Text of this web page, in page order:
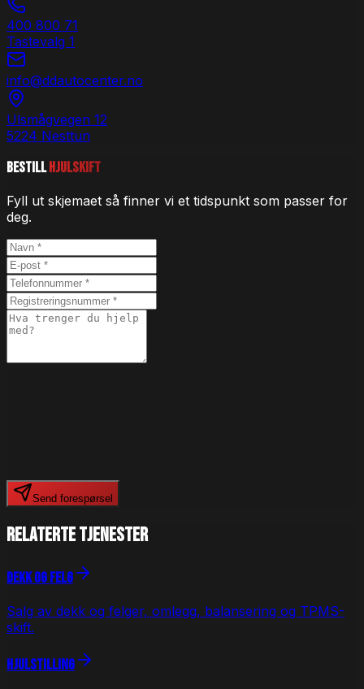
400 800 71
Tastevalg 1
info@ddautocenter.no
Ulsmågvegen 12
5224 Nesttun
BestillHjulskift
Fyll ut skjemaet så finner vi et tidspunkt som passer for
deg.
Send forespørsel
Relatertetjenester
Dekk og felg
Salg av dekk og felger, omlegg, balansering og TPMS-
skift.
Hjulstilling